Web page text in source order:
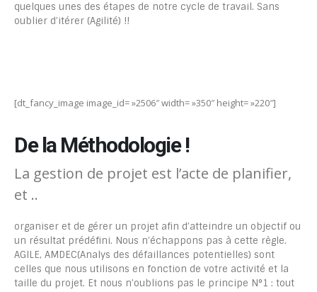
quelques unes des étapes de notre cycle de travail. Sans
oublier d’itérer (Agilité) !!
[dt_fancy_image image_id= »2506″ width= »350″ height= »220″]
De la Méthodologie !
La gestion de projet est l’acte de planifier,
et ..
organiser et de gérer un projet afin d’atteindre un objectif ou
un résultat prédéfini. Nous n’échappons pas à cette règle.
AGILE, AMDEC(Analys des défaillances potentielles) sont
celles que nous utilisons en fonction de votre activité et la
taille du projet. Et nous n’oublions pas le principe N°1 : tout